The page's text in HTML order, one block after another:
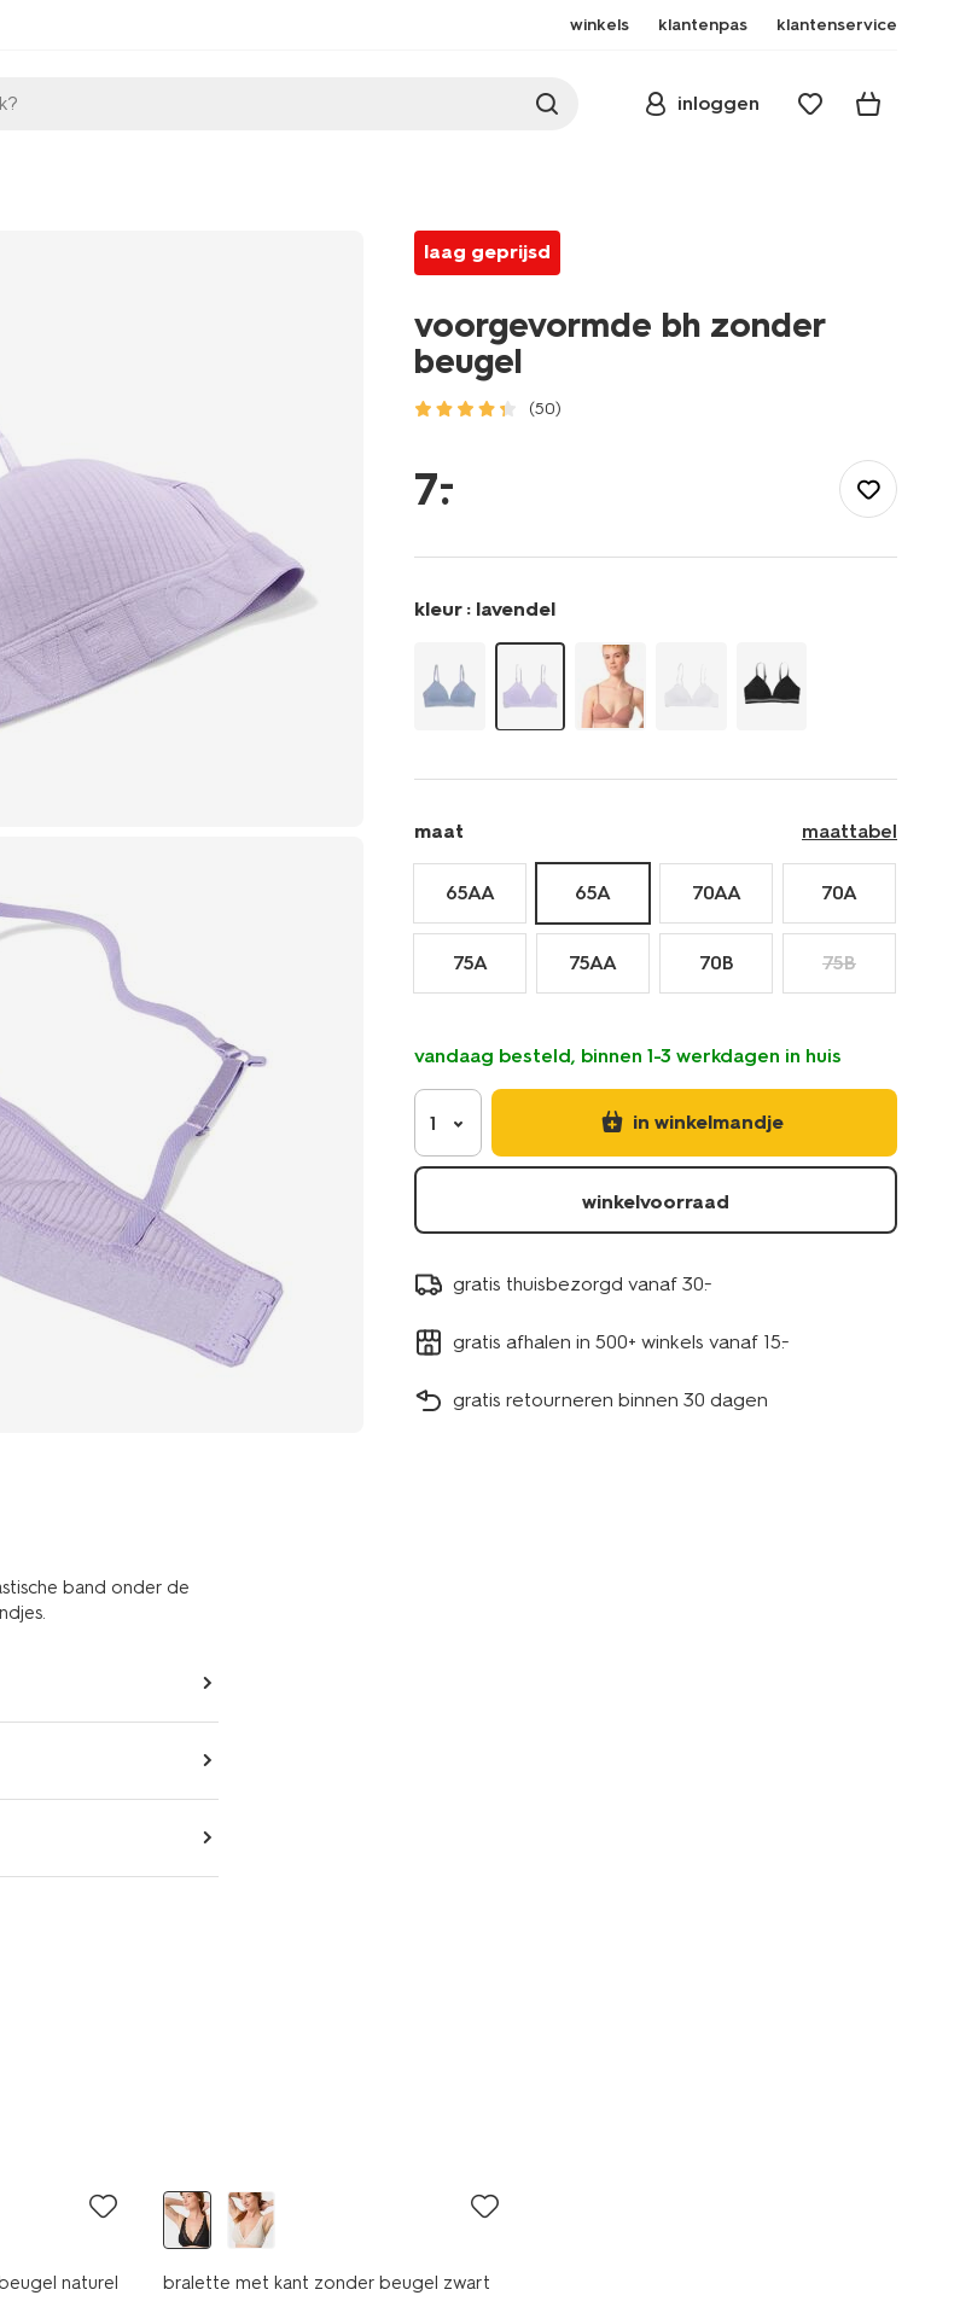
winkels klantenpas klantenservice
inloggen
band onder de
laag geprijsd
voorgevormde bh zonder
beugel
(50)
bh-
7.
–
kleur : lavendel
maat maattabel
65AA 65A 70AA 70A
75A 75AA 70B 75B
vandaag besteld, binnen 1-3 werkdagen in huis
1 in winkelmandje
winkelvoorraad
gratis thuisbezorgd vanaf 30.-
gratis afhalen in 500+ winkels vanaf 15.-
gratis retourneren binnen 30 dagen
naturel bralette met kant zonder beugel zwart